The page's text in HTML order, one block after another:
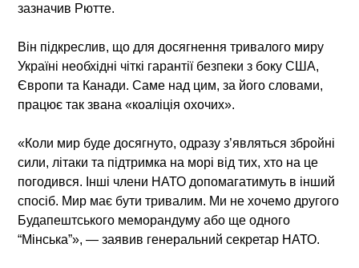
зазначив Рютте.
Він підкреслив, що для досягнення тривалого миру
Україні необхідні чіткі гарантії безпеки з боку США,
Європи та Канади. Саме над цим, за його словами,
працює так звана «коаліція охочих».
«Коли мир буде досягнуто, одразу з’являться збройні
сили, літаки та підтримка на морі від тих, хто на це
погодився. Інші члени НАТО допомагатимуть в інший
спосіб. Мир має бути тривалим. Ми не хочемо другого
Будапештського меморандуму або ще одного
“Мінська”», — заявив генеральний секретар НАТО.